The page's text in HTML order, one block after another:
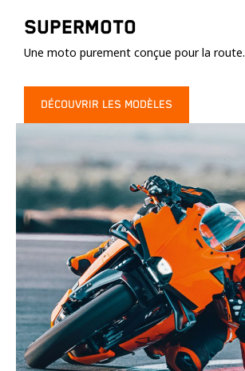
Supermoto
Une moto purement conçue pour la route.
DÉCOUVRIR LES MODÈLES